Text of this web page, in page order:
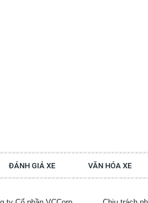
ĐÁNH GIÁ XE VĂN HÓA XE